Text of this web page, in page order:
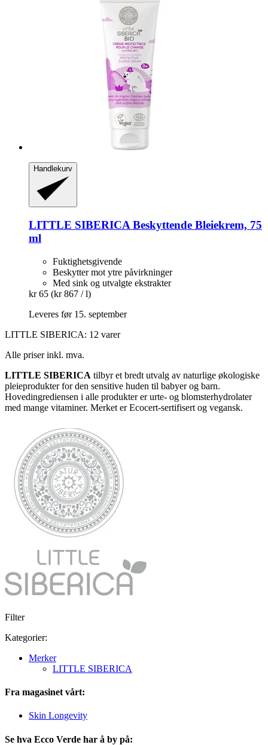
Handlekurv
LITTLE SIBERICA Beskyttende Bleiekrem, 75
ml
Fuktighetsgivende
Beskytter mot ytre påvirkninger
Med sink og utvalgte ekstrakter
kr 65 (kr 867 / l)
Leveres før 15. september
LITTLE SIBERICA: 12 varer
Alle priser inkl. mva.
LITTLE SIBERICA tilbyr et bredt utvalg av naturlige økologiske
pleieprodukter for den sensitive huden til babyer og barn.
Hovedingrediensen i alle produkter er urte- og blomsterhydrolater
med mange vitaminer. Merket er Ecocert-sertifisert og vegansk.
Filter
Kategorier:
Merker
LITTLE SIBERICA
Fra magasinet vårt:
Skin Longevity
Se hva Ecco Verde har å by på: